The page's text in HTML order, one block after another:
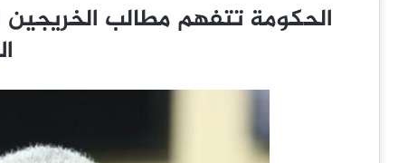
الحكومة تتفهم مطالب